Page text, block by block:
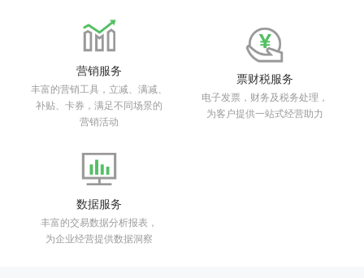
营销服务
丰富的营销工具，立减、满减、
补贴、卡券，满足不同场景的
营销活动
票财税服务
电子发票，财务及税务处理，
为客户提供一站式经营助力
数据服务
丰富的交易数据分析报表，
为企业经营提供数据洞察